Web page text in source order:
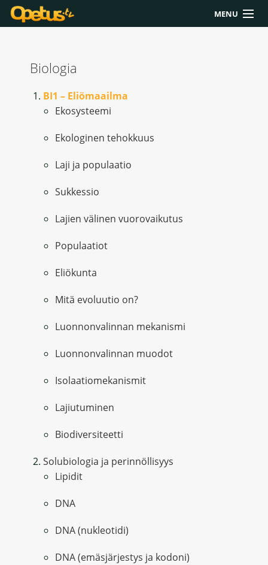
MENU
Yläkoulu
Biologia
BI1 – Eliömaailma
Ekosysteemi
Ekologinen tehokkuus
Laji ja populaatio
Sukkessio
Lajien välinen vuorovaikutus
Populaatiot
Eliökunta
Mitä evoluutio on?
Luonnonvalinnan mekanismi
Luonnonvalinnan muodot
Isolaatiomekanismit
Lajiutuminen
Biodiversiteetti
Solubiologia ja perinnöllisyys
Lipidit
DNA
DNA (nukleotidi)
DNA (emäsjärjestys ja kodoni)